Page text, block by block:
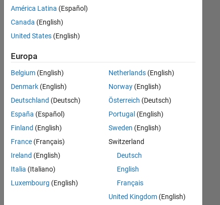
Business Model Team
Finance and Operations
Human Resources
Büro- und Verwaltungsdienste
es
keine
offenen
Stellen,
Ihren
Suchkriterien
entsprechen.
können
die
Suchkriterien
weiter
fassen
oder
alle
Stellenangebote
anzeigen .
América Latina (Español)
Canada (English)
United States (English)
Europa
Belgium (English)
Denmark (English)
Deutschland (Deutsch)
España (Español)
Finland (English)
France (Français)
Ireland (English)
Italia (Italiano)
Luxembourg (English)
Netherlands(English)
Norway(English)
Österreich (Deutsch)
Portugal (English)
Sweden (English)
Switzerland
Deutsch
English
Français
United Kingdom(English)